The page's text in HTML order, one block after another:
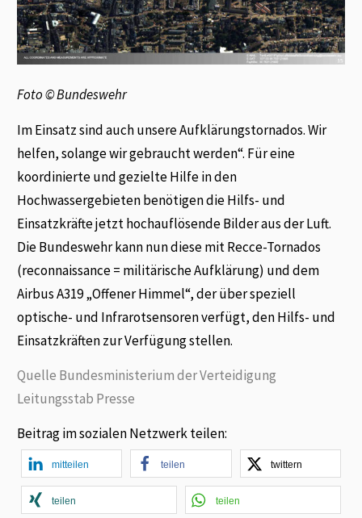
Foto © Bundeswehr
Im Einsatz sind auch unsere Aufklärungstornados. Wir
helfen, solange wir gebraucht werden“. Für eine
koordinierte und gezielte Hilfe in den
Hochwassergebieten benötigen die Hilfs- und
Einsatzkräfte jetzt hochauflösende Bilder aus der Luft.
Die Bundeswehr kann nun diese mit Recce-Tornados
(reconnaissance = militärische Aufklärung) und dem
Airbus A319 „Offener Himmel“, der über speziell
optische- und Infrarotsensoren verfügt, den Hilfs- und
Einsatzkräften zur Verfügung stellen.
Quelle Bundesministerium der Verteidigung
Leitungsstab Presse
Beitrag im sozialen Netzwerk teilen:
mitteilen teilen twittern
teilen teilen